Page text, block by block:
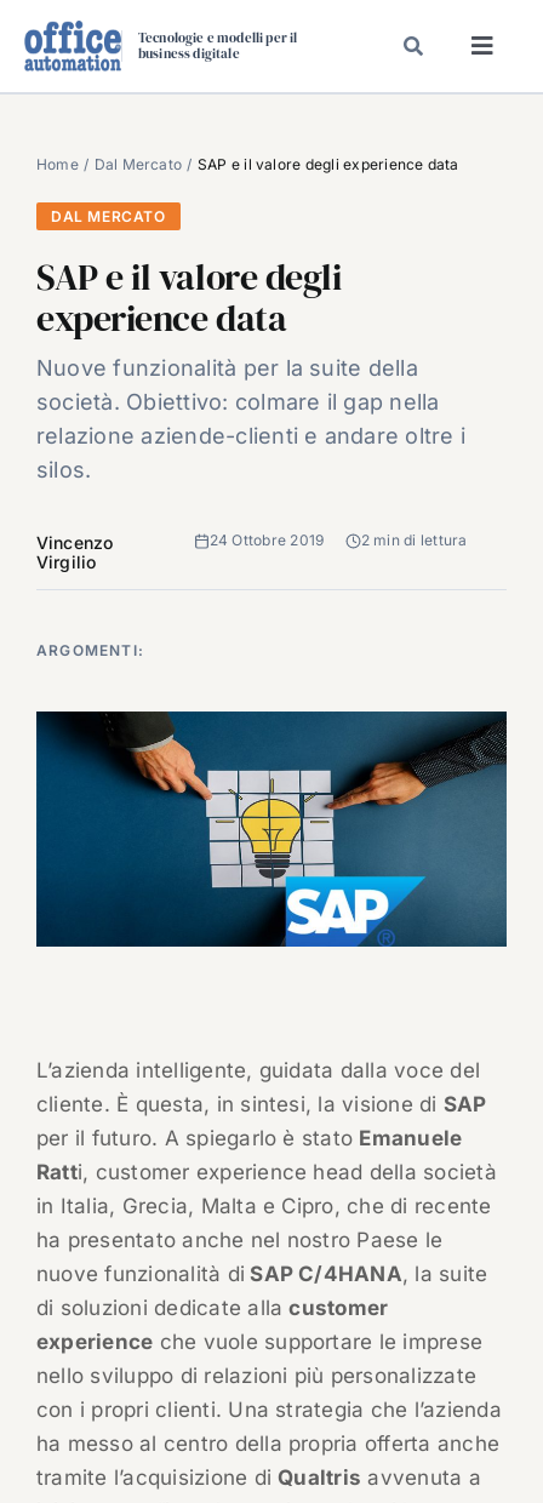
Tecnologie e modelli per il
business digitale
SPECIAL PAPER
TAVOLE ROTONDE DI REDAZIONE
CARRIERE
VIDEO
EVENTI
CHI SIAMO
Home Dal Mercato SAP e il valore degli experience data
DAL MERCATO
SAP e il valore degli
experience data
Nuove funzionalità per la suite della
società. Obiettivo: colmare il gap nella
relazione aziende-clienti e andare oltre i
silos.
Vincenzo
Virgilio
24 Ottobre 2019 2 min di lettura
ARGOMENTI:
L’azienda intelligente, guidata dalla voce del
cliente. È questa, in sintesi, la visione di SAP
per il futuro. A spiegarlo è stato Emanuele
Ratti, customer experience head della società
in Italia, Grecia, Malta e Cipro, che di recente
ha presentato anche nel nostro Paese le
nuove funzionalità di SAP C/4HANA, la suite
di soluzioni dedicate allacustomer
experience che vuole supportare le imprese
nello sviluppo di relazioni più personalizzate
con i propri clienti. Una strategia che l’azienda
ha messo al centro della propria offerta anche
tramite l’acquisizione diQualtris avvenuta a